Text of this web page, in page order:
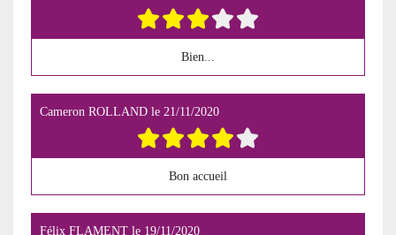
Bien...
Cameron ROLLAND le 21/11/2020
Bon accueil
Félix FLAMENT le 19/11/2020